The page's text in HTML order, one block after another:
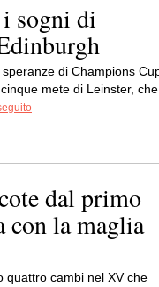
sogni di
di Champions
mete di Leinster, che
dal primo
con la maglia
quattro cambi nel XV che